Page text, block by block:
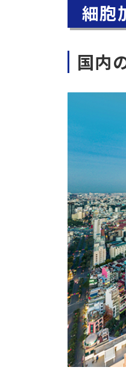
細胞
国内